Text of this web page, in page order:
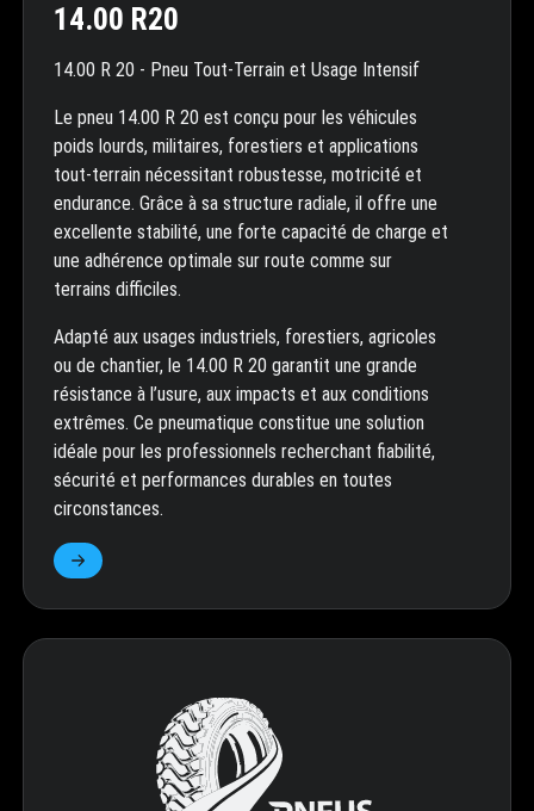
14.00 R20
14.00 R 20 - Pneu Tout-Terrain et Usage Intensif
Le pneu 14.00 R 20 est conçu pour les véhicules
poids lourds, militaires, forestiers et applications
tout-terrain nécessitant robustesse, motricité et
endurance. Grâce à sa structure radiale, il offre une
excellente stabilité, une forte capacité de charge et
une adhérence optimale sur route comme sur
terrains difficiles.
Adapté aux usages industriels, forestiers, agricoles
ou de chantier, le 14.00 R 20 garantit une grande
résistance à l’usure, aux impacts et aux conditions
extrêmes. Ce pneumatique constitue une solution
idéale pour les professionnels recherchant fiabilité,
sécurité et performances durables en toutes
circonstances.